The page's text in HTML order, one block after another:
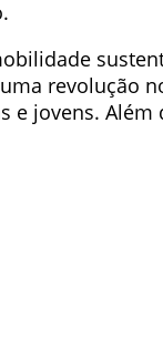
revolução
e jovens.